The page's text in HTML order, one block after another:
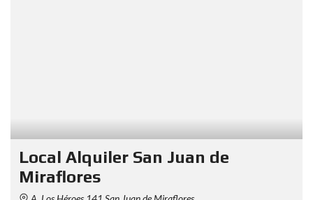
Local Alquiler San Juan de
Miraflores